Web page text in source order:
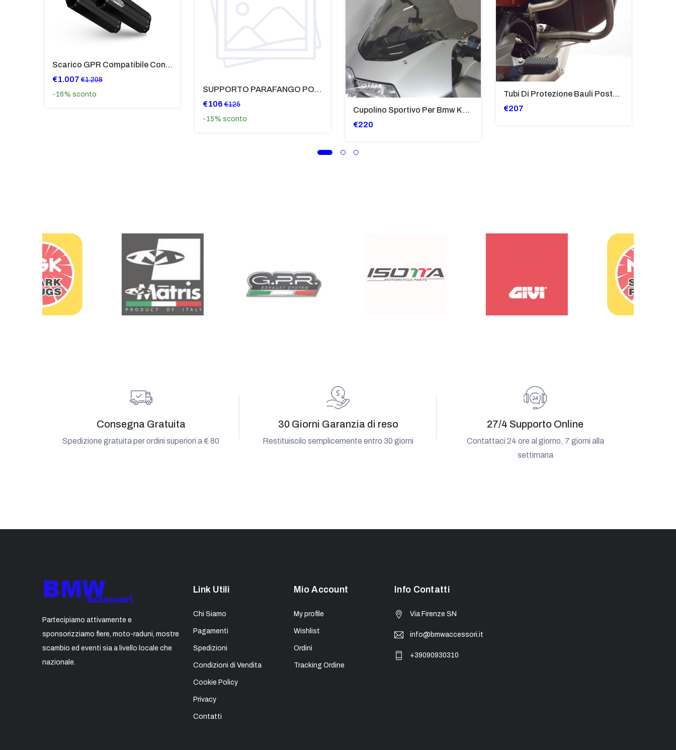
Scarico GPR Compatibile Con Bmw K 1600 Gt 2017-2021 - Hyper Sonic Black Titanium
€1.007 €1.208
-16% sconto
SUPPORTO PARAFANGO POSTERIORE BMW F900XR
€106 €125
-15% sconto
Cupolino Sportivo Per Bmw K 1200 R Sport 2005-07 TRASPARENTE - Sc967-T
€220
Tubi Di Protezione Bauli Posteriori Per Bmw K 1600 Gt/Gtl (2010>2016) GIALLO - TB8025-K1600GTL
€207
Consegna Gratuita
Spedizione gratuita per ordini superiori a € 80
30 Giorni Garanzia di reso
Restituiscilo semplicemente entro 30 giorni
27/4 Supporto Online
Contattaci 24 ore al giorno, 7 giorni alla
settimana
Partecipiamo attivamente e
sponsorizziamo fiere, moto-raduni, mostre
scambio ed eventi sia a livello locale che
nazionale.
Link Utili
Chi Siamo
Pagamenti
Spedizioni
Condizioni di Vendita
Cookie Policy
Privacy
Contatti
Mio Account
My profile
Wishlist
Ordini
Tracking Ordine
Info Contatti
Via Firenze SN
info@bmwaccessori.it
+39090930310